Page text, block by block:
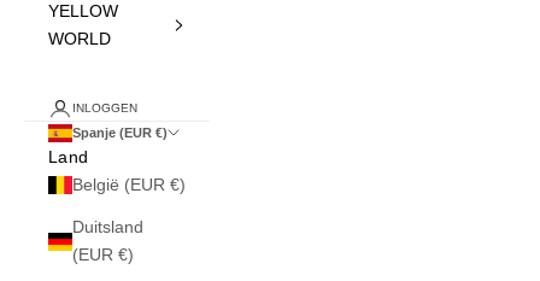
YELLOW
WORLD
INLOGGEN
Spanje (EUR €)
Land
België (EUR €)
Duitsland
(EUR €)